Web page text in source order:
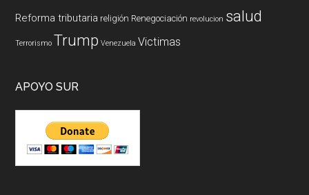
Reforma tributaria religión Renegociación revolucion salud
Terrorismo Trump Venezuela Victimas
APOYO SUR